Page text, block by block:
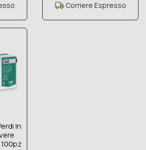
Corriere Espresso
In
100pz